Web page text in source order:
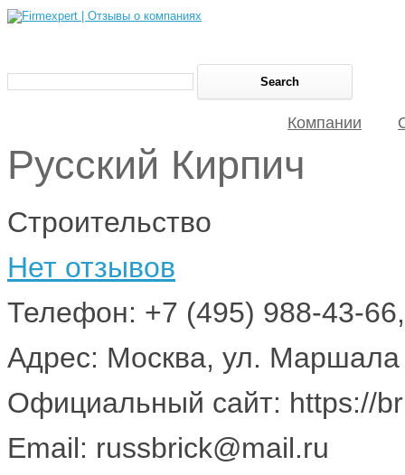
Компании
Русский Кирпич
Строительство
Нет отзывов
Телефон: +7 (495) 988-43-
Адрес: Москва, ул.
Официальный сайт: https://
Email: russbrick@mail.ru